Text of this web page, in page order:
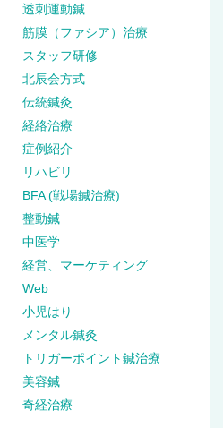
透刺運動鍼
筋膜（ファシア）治療
スタッフ研修
北辰会方式
伝統鍼灸
経絡治療
症例紹介
リハビリ
BFA (戦場鍼治療)
整動鍼
中医学
経営、マーケティング
Web
小児はり
メンタル鍼灸
トリガーポイント鍼治療
美容鍼
奇経治療